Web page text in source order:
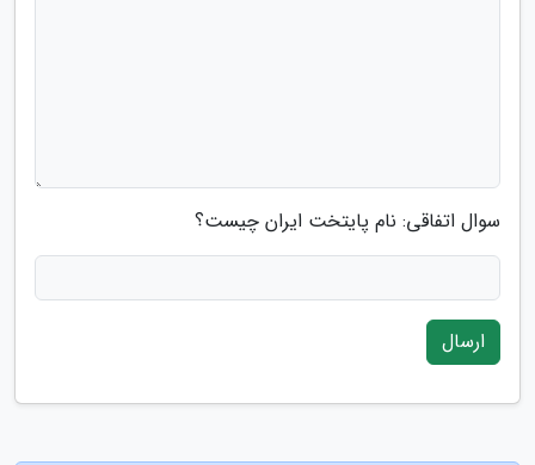
سوال اتفاقی: نام پایتخت ایران چیست؟
ارسال